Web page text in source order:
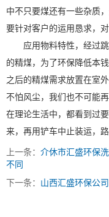
中不只要煤还有一些杂质
要针对客户的运用恳求，
应用物料特性，经过
的精煤，为了环保降低本
之后的精煤需求放置在室
不怕风尘，我们也不可能
在理论生活中，都看到过
来，再用铲车中止装运，
上一条： 介休市汇盛环保
不同
下一条： 山西汇盛环保公